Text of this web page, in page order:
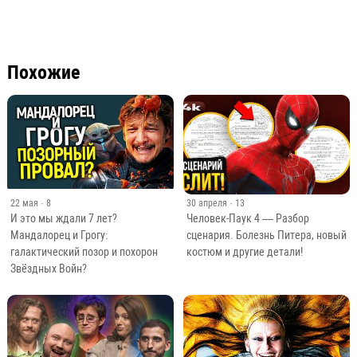
Похожие
22 мая · 8
И это мы ждали 7 лет?
Мандалорец и Грогу:
галактический позор и похорон
Звёздных Войн?
30 апреля · 13
Человек-Паук 4 — Разбор
сценария. Болезнь Питера, новый
костюм и другие детали!